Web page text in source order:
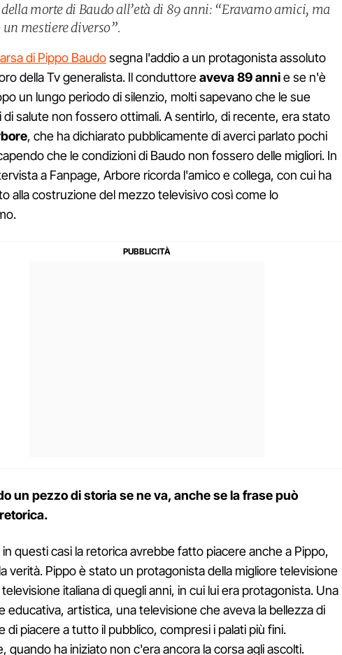
morte di Baudo all’età di 89 anni: “Eravamo amici, ma
un mestiere diverso”.
di Pippo Baudosegna l'addio a un protagonista assoluto
della Tv generalista. Il conduttoreaveva 89 annie se n'è
un lungo periodo di silenzio, molti sapevano che le sue
di salute non fossero ottimali. A sentirlo, di recente, era stato
, che ha dichiarato pubblicamente di averci parlato pochi
che le condizioni di Baudo non fossero delle migliori. In
a Fanpage, Arbore ricorda l'amico e collega, con cui ha
alla costruzione del mezzo televisivo così come lo
un pezzo di storia se ne va, anche se la frase può
in questi casi la retorica avrebbe fatto piacere anche a Pippo,
verità. Pippo è stato un protagonista della migliore televisione
italiana di quegli anni, in cui lui era protagonista. Una
educativa, artistica, una televisione che aveva la bellezza di
di piacere a tutto il pubblico, compresi i palati più fini.
quando ha iniziato non c'era ancora la corsa agli ascolti.